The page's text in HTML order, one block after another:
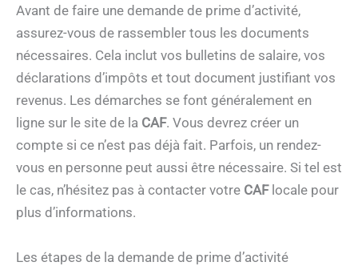
Avant de faire une demande de prime d’activité,
assurez-vous de rassembler tous les documents
nécessaires. Cela inclut vos bulletins de salaire, vos
déclarations d’impôts et tout document justifiant vos
revenus. Les démarches se font généralement en
ligne sur le site de la CAF. Vous devrez créer un
compte si ce n’est pas déjà fait. Parfois, un rendez-
vous en personne peut aussi être nécessaire. Si tel est
le cas, n’hésitez pas à contacter votre CAFlocale pour
plus d’informations.
Les étapes de la demande de prime d’activité